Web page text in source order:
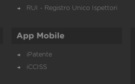
RUI - Registro Unico Ispettori
App Mobile
iPatente
iCCISS